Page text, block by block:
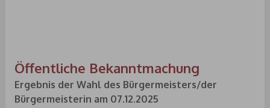
Öffentliche Bekanntmachung
Ergebnis der Wahl des Bürgermeisters/der
Bürgermeisterin am 07.12.2025